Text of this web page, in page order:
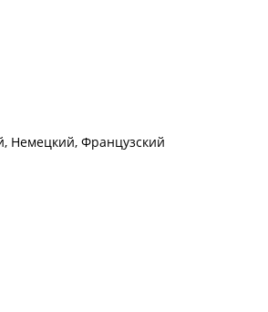
Немецкий, Французский